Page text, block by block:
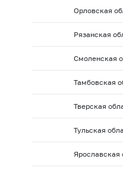
2005 г.: на 01.06
2004 г.: на 01.10
2002 г.: на 01.02
2001 г.: на 01.06
Орловская
Рязанская
Смоленская
Тамбовская
Тверская
Тульская
Ярославская